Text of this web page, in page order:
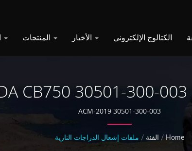
الكتالوج الإلكتروني
30501-300-003 ACM-2019
Home
/ الفئة / ملفات إشعال الدراجات النارية